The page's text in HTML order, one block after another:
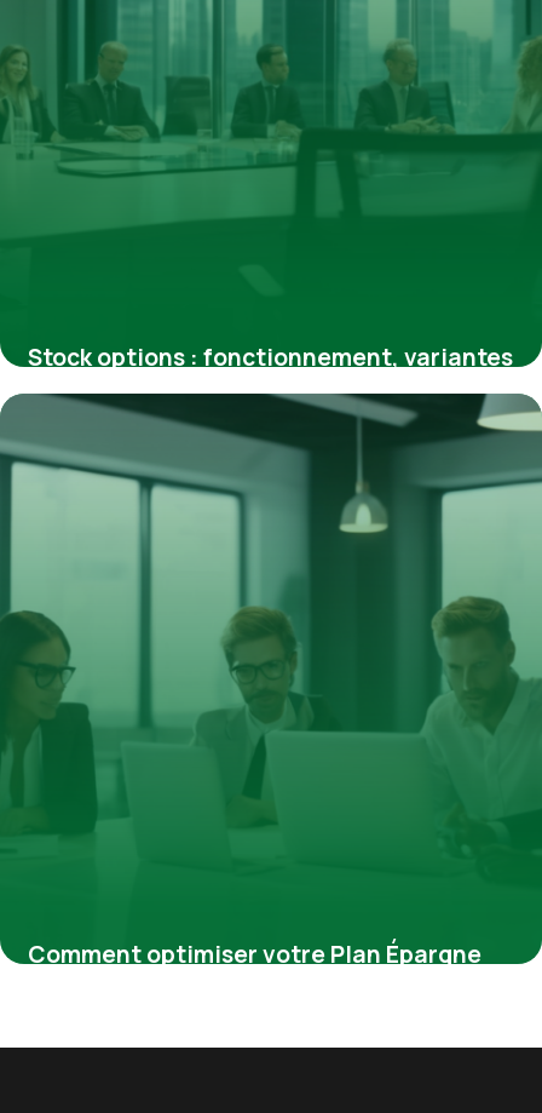
Stock options : fonctionnement, variantes
et impact sur votre salaire
Comment optimiser votre Plan Épargne